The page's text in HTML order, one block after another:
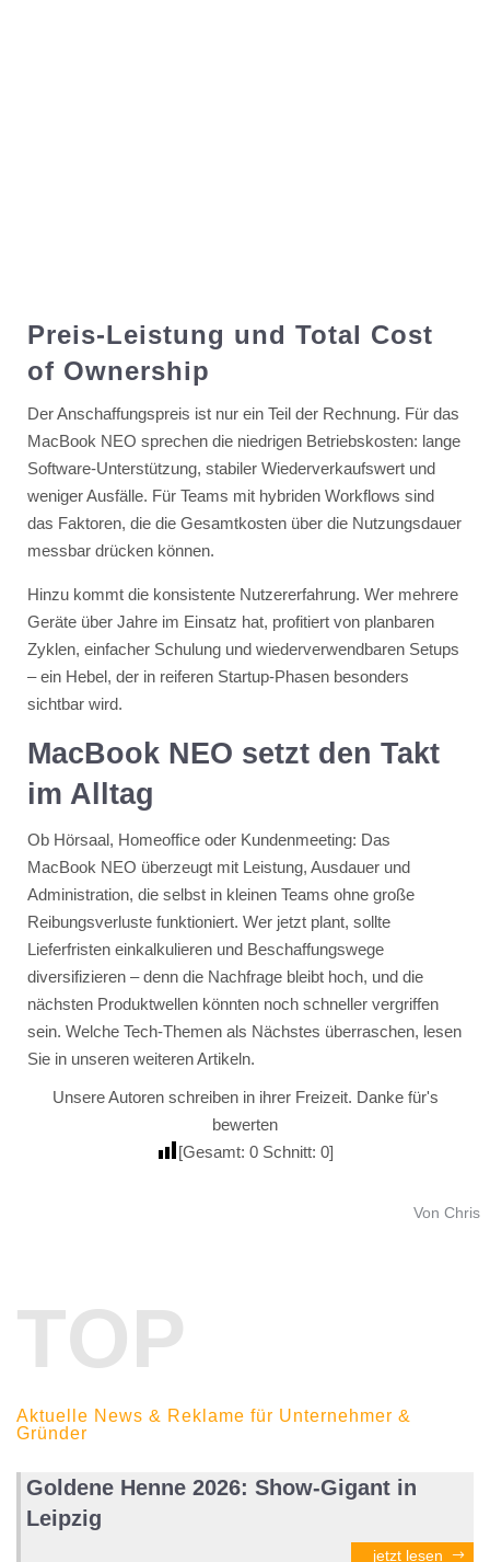
Preis-Leistung und Total Cost
of Ownership
Der Anschaffungspreis ist nur ein Teil der Rechnung. Für das
MacBook NEO sprechen die niedrigen Betriebskosten: lange
Software-Unterstützung, stabiler Wiederverkaufswert und
weniger Ausfälle. Für Teams mit hybriden Workflows sind
das Faktoren, die die Gesamtkosten über die Nutzungsdauer
messbar drücken können.
Hinzu kommt die konsistente Nutzererfahrung. Wer mehrere
Geräte über Jahre im Einsatz hat, profitiert von planbaren
Zyklen, einfacher Schulung und wiederverwendbaren Setups
– ein Hebel, der in reiferen Startup-Phasen besonders
sichtbar wird.
MacBook NEO setzt den Takt
im Alltag
Ob Hörsaal, Homeoffice oder Kundenmeeting: Das
MacBook NEO überzeugt mit Leistung, Ausdauer und
Administration, die selbst in kleinen Teams ohne große
Reibungsverluste funktioniert. Wer jetzt plant, sollte
Lieferfristen einkalkulieren und Beschaffungswege
diversifizieren – denn die Nachfrage bleibt hoch, und die
nächsten Produktwellen könnten noch schneller vergriffen
sein. Welche Tech-Themen als Nächstes überraschen, lesen
Sie in unseren weiteren Artikeln.
Unsere Autoren schreiben in ihrer Freizeit. Danke für's
bewerten
[Gesamt: 0 Schnitt: 0]
Von Chris
TOP
Aktuelle News & Reklame für Unternehmer &
Gründer
Goldene Henne 2026: Show-Gigant in
Leipzig
jetzt lesen